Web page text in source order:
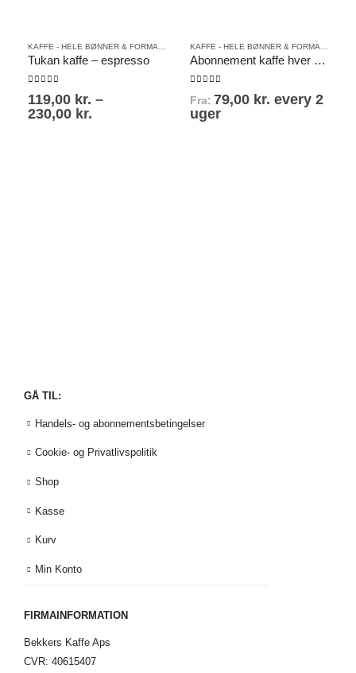
Tukan kaffe – espresso
119,00 kr. –
230,00 kr.
Abonnement kaffe hver 2. uge
Fra: 79,00 kr. every 2
uger
GÅ TIL:
Handels- og abonnementsbetingelser
Cookie- og Privatlivspolitik
Shop
Kasse
Kurv
Min Konto
FIRMAINFORMATION
Bekkers Kaffe Aps
CVR: 40615407